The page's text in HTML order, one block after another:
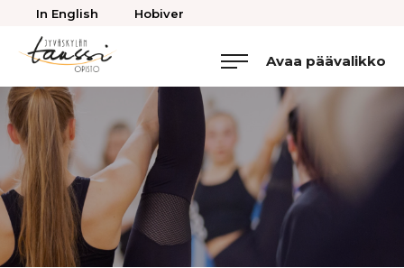
Takaisin
In English Hobiver
Jyväskylän
Tanssiopisto
Avaa päävalikko